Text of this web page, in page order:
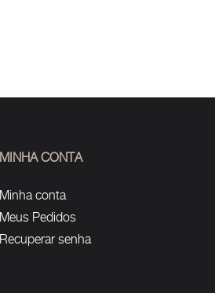
MINHA CONTA
Minha conta
Meus Pedidos
Recuperar senha